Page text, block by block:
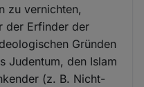
zu vernichten,
der Erfinder der
Gründen
Judentum, den Islam
(z. B. Nicht-